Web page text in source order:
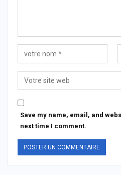
Save my name, email, and
next time I comment.